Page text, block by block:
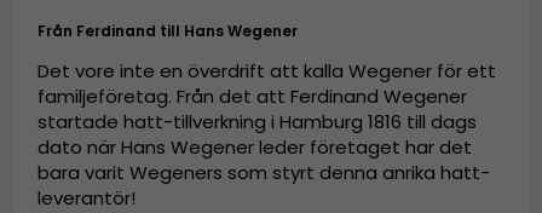
Från Ferdinand till Hans Wegener
Det vore inte en överdrift att kalla Wegener för ett
familjeföretag. Från det att Ferdinand Wegener
startade hatt-tillverkning i Hamburg 1816 till dags
dato när Hans Wegener leder företaget har det
bara varit Wegeners som styrt denna anrika hatt-
leverantör!